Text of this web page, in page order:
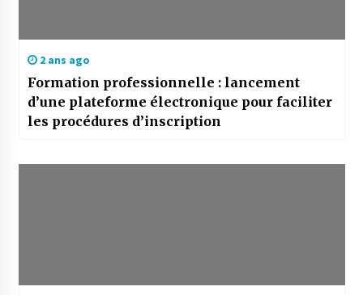
2 ans ago
Formation professionnelle : lancement
d’une plateforme électronique pour faciliter
les procédures d’inscription